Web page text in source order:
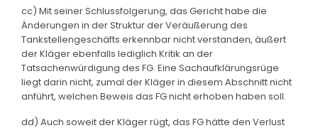
cc) Mit seiner Schlussfolgerung, das Gericht habe die
Änderungen in der Struktur der Veräußerung des
Tankstellengeschäfts erkennbar nicht verstanden, äußert
der Kläger ebenfalls lediglich Kritik an der
Tatsachenwürdigung des FG. Eine Sachaufklärungsrüge
liegt darin nicht, zumal der Kläger in diesem Abschnitt nicht
anführt, welchen Beweis das FG nicht erhoben haben soll.
dd) Auch soweit der Kläger rügt, das FG hätte den Verlust